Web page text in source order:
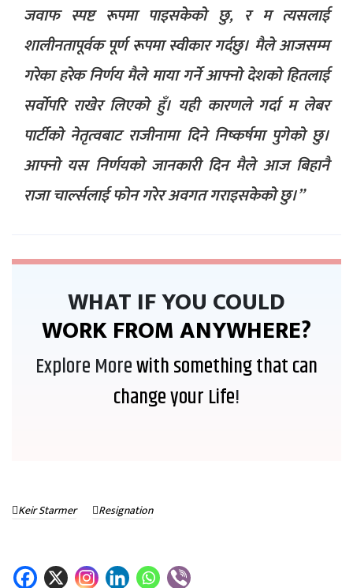
जवाफ स्पष्ट रूपमा पाइसकेको छु, र म त्यसलाई
शालीनतापूर्वक पूर्ण रूपमा स्वीकार गर्दछु। मैले आजसम्म
गरेका हरेक निर्णय मैले माया गर्ने आफ्नो देशको हितलाई
सर्वोपरि राखेर लिएको हुँ। यही कारणले गर्दा म लेबर
पार्टीको नेतृत्वबाट राजीनामा दिने निष्कर्षमा पुगेको छु।
आफ्नो यस निर्णयको जानकारी दिन मैले आज बिहानै
राजा चार्ल्सलाई फोन गरेर अवगत गराइसकेको छु।”
WHAT IF YOU COULD
WORK FROM ANYWHERE?
Explore Morewith something that can
change your Life!
Keir Starmer Resignation